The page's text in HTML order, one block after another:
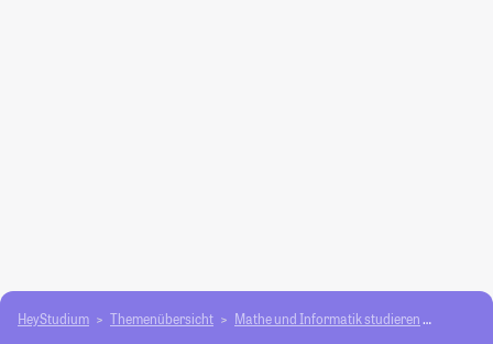
HeyStudium Themenübersicht Mathe und Informatik studieren